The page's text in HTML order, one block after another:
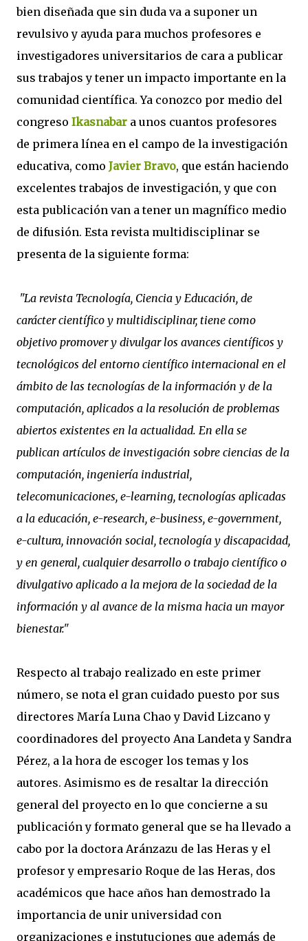
bien diseñada que sin duda va a suponer un
revulsivo y ayuda para muchos profesores e
investigadores universitarios de cara a publicar
sus trabajos y tener un impacto importante en la
comunidad científica. Ya conozco por medio del
congreso Ikasnabar a unos cuantos profesores
de primera línea en el campo de la investigación
educativa, como Javier Bravo, que están haciendo
excelentes trabajos de investigación, y que con
esta publicación van a tener un magnífico medio
de difusión. Esta revista multidisciplinar se
presenta de la siguiente forma:
"La revista Tecnología, Ciencia y Educación, de
carácter científico y multidisciplinar, tiene como
objetivo promover y divulgar los avances científicos y
tecnológicos del entorno científico internacional en el
ámbito de las tecnologías de la información y de la
computación, aplicados a la resolución de problemas
abiertos existentes en la actualidad. En ella se
publican artículos de investigación sobre ciencias de la
computación, ingeniería industrial,
telecomunicaciones, e-learning, tecnologías aplicadas
a la educación, e-research, e-business, e-government,
e-cultura, innovación social, tecnología y discapacidad,
y en general, cualquier desarrollo o trabajo científico o
divulgativo aplicado a la mejora de la sociedad de la
información y al avance de la misma hacia un mayor
bienestar."
Respecto al trabajo realizado en este primer
número, se nota el gran cuidado puesto por sus
directores María Luna Chao y David Lizcano y
coordinadores del proyecto Ana Landeta y Sandra
Pérez, a la hora de escoger los temas y los
autores. Asimismo es de resaltar la dirección
general del proyecto en lo que concierne a su
publicación y formato general que se ha llevado a
cabo por la doctora Aránzazu de las Heras y el
profesor y empresario Roque de las Heras, dos
académicos que hace años han demostrado la
importancia de unir universidad con
organizaciones e instutuciones que además de